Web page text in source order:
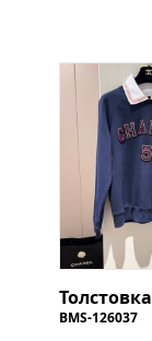
Толстовка
BMS-126037